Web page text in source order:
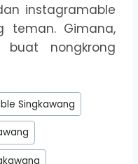
instagramable
teman. Gimana,
nongkrong
Singkawang